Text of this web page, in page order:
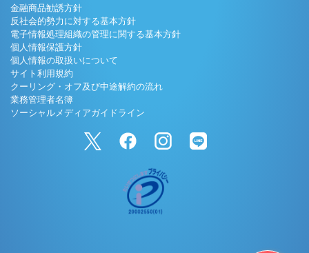
金融商品勧誘方針
反社会的勢力に対する基本方針
電子情報処理組織の管理に関する基本方針
個人情報保護方針
個人情報の取扱いについて
サイト利用規約
クーリング・オフ及び中途解約の流れ
業務管理者名簿
ソーシャルメディアガイドライン